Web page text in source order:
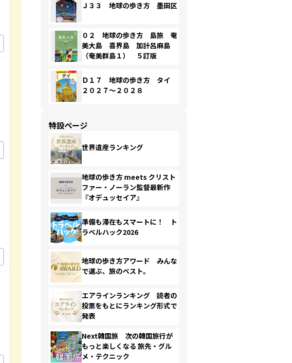
Ｊ３３ 地球の歩き方 墨田区
０２ 地球の歩き方 島旅 奄
美大島 喜界島 加計呂麻島
（奄美群島１） ５訂版
Ｄ１７ 地球の歩き方 タイ
２０２７～２０２８
特設ページ
世界遺産ランキング
地球の歩き方 meets クリスト
ファー・ノーラン監督最新作
『オデュッセイア』
準備も滞在もスマートに！ ト
ラベルハック2026
地球の歩き方アワード みんな
で選ぶ、旅のベスト。
エアラインランキング 読者の
投票をもとにランキング形式で
発表
Next韓国旅 次の韓国旅行が
もっと楽しくなる 旅先・グル
メ・テクニック